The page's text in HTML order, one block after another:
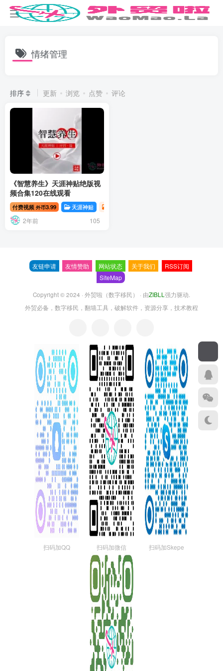
情绪管理
排序 更新 浏览 点赞 评论
《智慧养生》天涯神贴绝版视
频合集120在线观看
付费视频 外币3.99 天涯神贴
2年前 105
友链申请 友情赞助 网站状态 关于我们
RSS订阅
SiteMap
Copyright © 2024 · 外贸啦（数字移民） · 由ZIBLL强力驱动.
外贸必备，数字移民，翻墙工具，破解软件，资源分享，技术教程
扫码加QQ 扫码加微信 扫码加Skepe